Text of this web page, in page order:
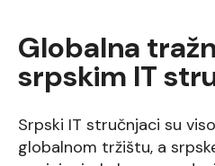
Globalna
srpskim IT
Srpski IT stručnjaci su
globalnom tržištu, a